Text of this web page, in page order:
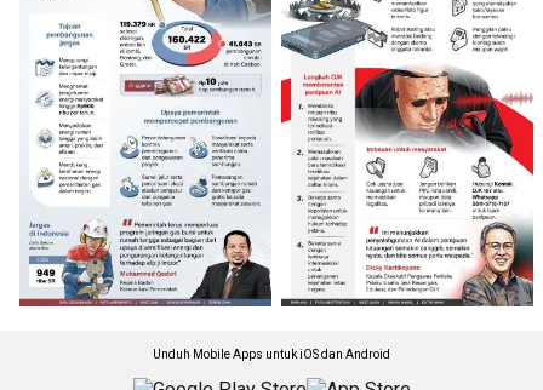
Unduh Mobile Apps untuk iOS dan Android